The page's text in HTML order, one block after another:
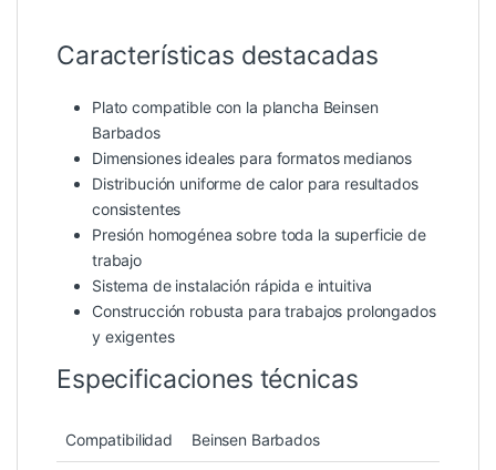
Características destacadas
Plato compatible con la plancha Beinsen
Barbados
Dimensiones ideales para formatos medianos
Distribución uniforme de calor para resultados
consistentes
Presión homogénea sobre toda la superficie de
trabajo
Sistema de instalación rápida e intuitiva
Construcción robusta para trabajos prolongados
y exigentes
Especificaciones técnicas
Compatibilidad Beinsen Barbados